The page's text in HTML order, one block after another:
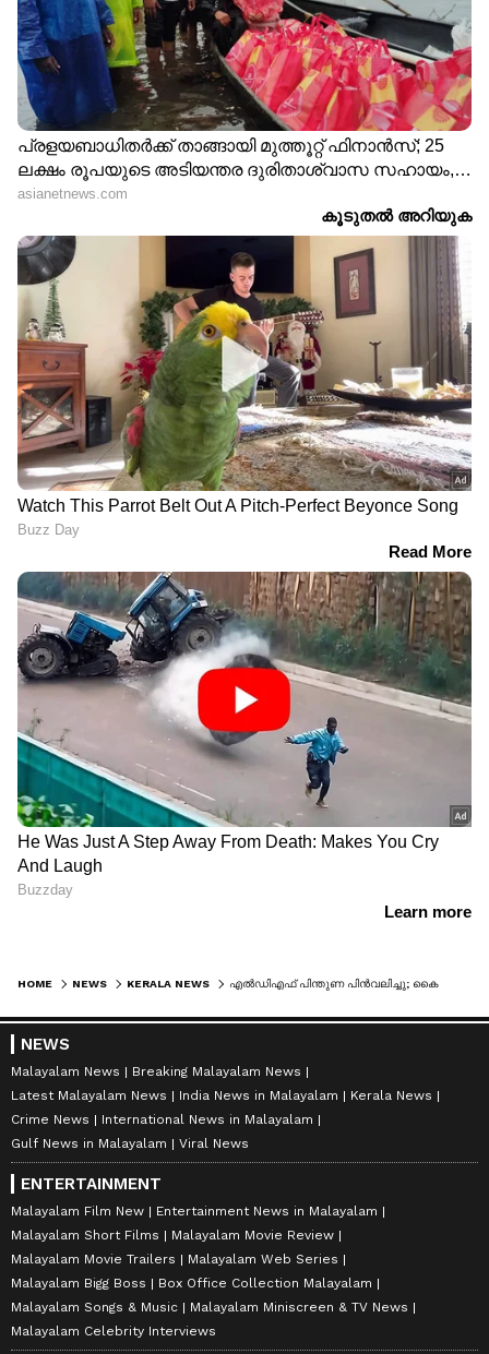
HOME NEWS KERALA NEWS
NEWS
Malayalam News
Breaking Malayalam News
Latest Malayalam News
India News in Malayalam
Kerala News
Crime News
International News in Malayalam
Gulf News in Malayalam
Viral News
ENTERTAINMENT
Malayalam Film New
Entertainment News in Malayalam
Malayalam Short Films
Malayalam Movie Review
Malayalam Movie Trailers
Malayalam Web Series
Malayalam Bigg Boss
Box Office Collection Malayalam
Malayalam Songs & Music
Malayalam Miniscreen & TV News
Malayalam Celebrity Interviews